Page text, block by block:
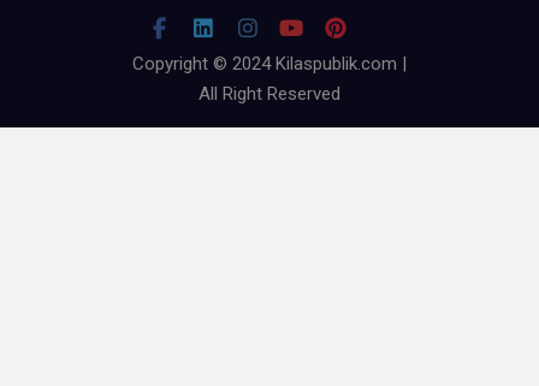
Copyright © 2024 Kilaspublik.com |
All Right Reserved